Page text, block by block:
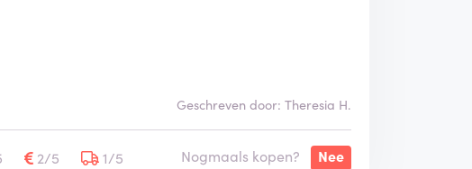
Geschreven door: Theresia H.
2/5 1/5 Nogmaals kopen? Nee